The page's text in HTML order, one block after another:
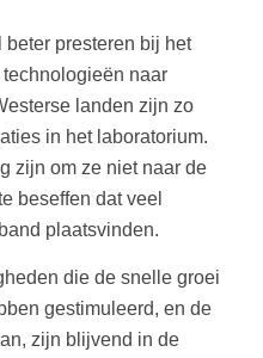
presteren bij het
naar
landen zijn zo
in het laboratorium.
zijn om ze niet naar de
beseffen dat veel
plaatsvinden.
die de snelle groei
gestimuleerd, en de
zijn blijvend in de